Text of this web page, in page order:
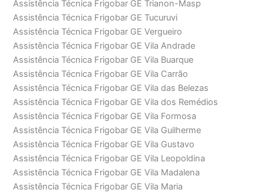
Assistência Técnica Frigobar GE Trianon-Masp
Assistência Técnica Frigobar GE Tucuruvi
Assistência Técnica Frigobar GE Vergueiro
Assistência Técnica Frigobar GE Vila Andrade
Assistência Técnica Frigobar GE Vila Buarque
Assistência Técnica Frigobar GE Vila Carrão
Assistência Técnica Frigobar GE Vila das Belezas
Assistência Técnica Frigobar GE Vila dos Remédios
Assistência Técnica Frigobar GE Vila Formosa
Assistência Técnica Frigobar GE Vila Guilherme
Assistência Técnica Frigobar GE Vila Gustavo
Assistência Técnica Frigobar GE Vila Leopoldina
Assistência Técnica Frigobar GE Vila Madalena
Assistência Técnica Frigobar GE Vila Maria